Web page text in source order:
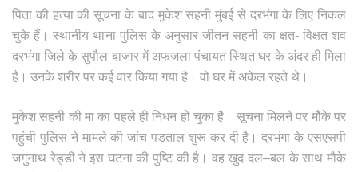
पिता की हत्या की सूचना के बाद मुकेश सहनी मुंबई से दरभंगा के लिए निकल
चुके हैं। स्थानीय थाना पुलिस के अनुसार जीतन सहनी का क्षत- विक्षत शव
दरभंगा जिले के सुपौल बाजार में अफजला पंचायत स्थित घर के अंदर ही मिला
है। उनके शरीर पर कई वार किया गया है। वो घर में अकेल रहते थे।
मुकेश सहनी की मां का पहले ही निधन हो चुका है। सूचना मिलने पर मौके पर
पहुंची पुलिस ने मामले की जांच पड़ताल शुरू कर दी है। दरभंगा के एसएसपी
जगुनाथ रेड्डी ने इस घटना की पुष्टि की है। वह खुद दल–बल के साथ मौके